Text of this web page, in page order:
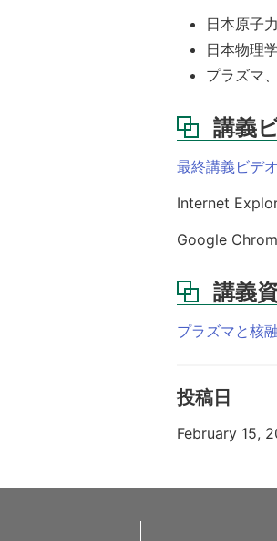
日本原子
日本物理
プラズマ
講義
最終講義ビデ
Internet
Google
講義
プラズマと核
投稿日
February 15,